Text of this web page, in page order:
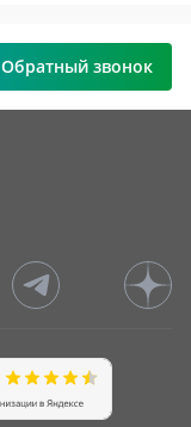
Обратный звонок